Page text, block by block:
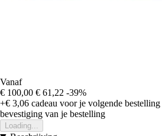
Vanaf
€ 100,00 € 61,22 -39%
+€ 3,06 cadeau voor je volgende bestelling
bevestiging van je bestelling
Loading...